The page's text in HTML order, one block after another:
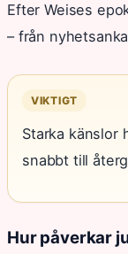
Efter Weises
– från
VIKTIGT
Starka känslor
snabbt till
Hur påverkar